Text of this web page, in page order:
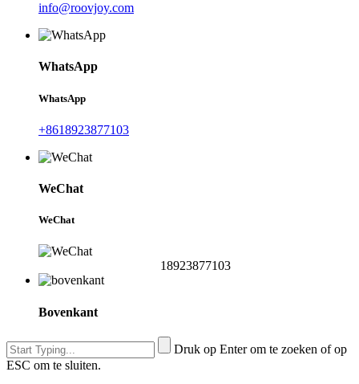
info@roovjoy.com
WhatsApp
WhatsApp
+8618923877103
WeChat
WeChat
18923877103
Bovenkant
Druk op Enter om te zoeken of op
ESC om te sluiten.